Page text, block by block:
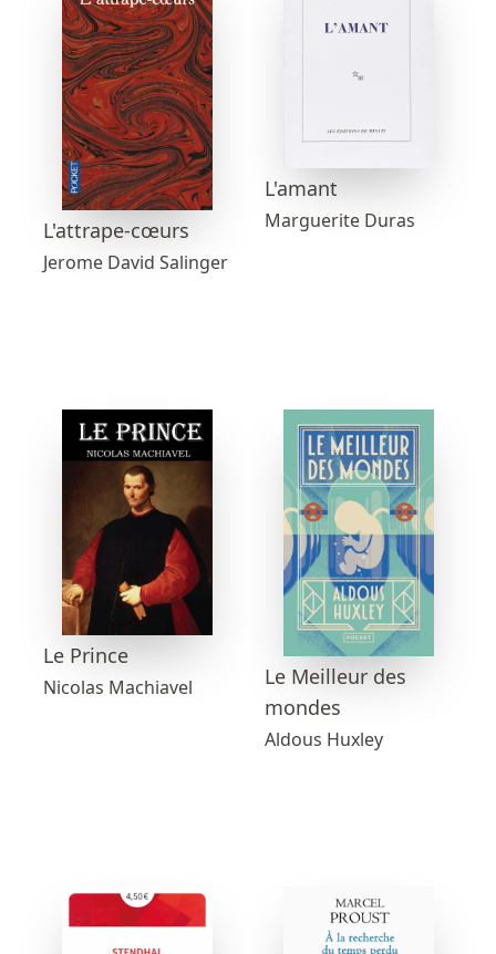
L'attrape-cœurs
Jerome David Salinger
L'amant
Marguerite Duras
Le Prince
Nicolas Machiavel
Le Meilleur des
mondes
Aldous Huxley